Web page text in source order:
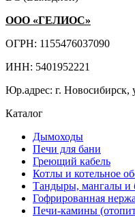
ООО «ГЕЛИОС»
ОГРН: 1155476037090
ИНН: 5401952221
Юр.адрес: г. Новосибирск,
Каталог
Дымоходы
Печи для бани
Греющий кабель
Котлы и котельное
Тандыры, мангалы и
Гофрированная
Печи-камины